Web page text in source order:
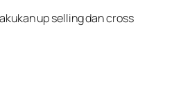
up selling dan cross